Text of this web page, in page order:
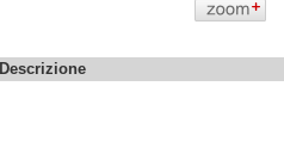
Descrizione